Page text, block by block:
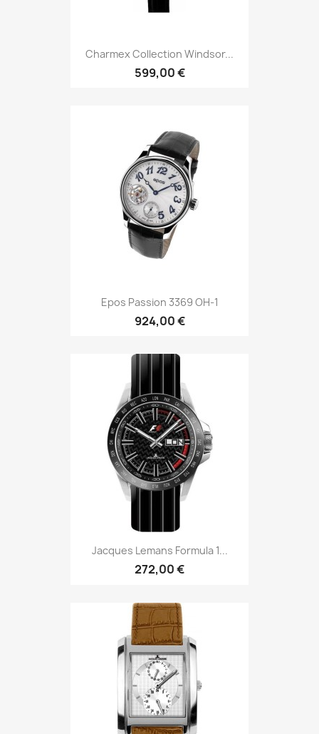
Charmex Collection Windsor...
599,00 €
Epos Passion 3369 OH-1
924,00 €
Jacques Lemans Formula 1...
272,00 €